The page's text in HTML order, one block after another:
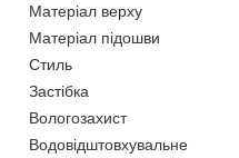
Матеріал верху
Матеріал підошви
Стиль
Застібка
Вологозахист
Водовідштовхувальне